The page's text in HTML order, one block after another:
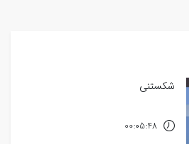
شکستنی
00:05:48